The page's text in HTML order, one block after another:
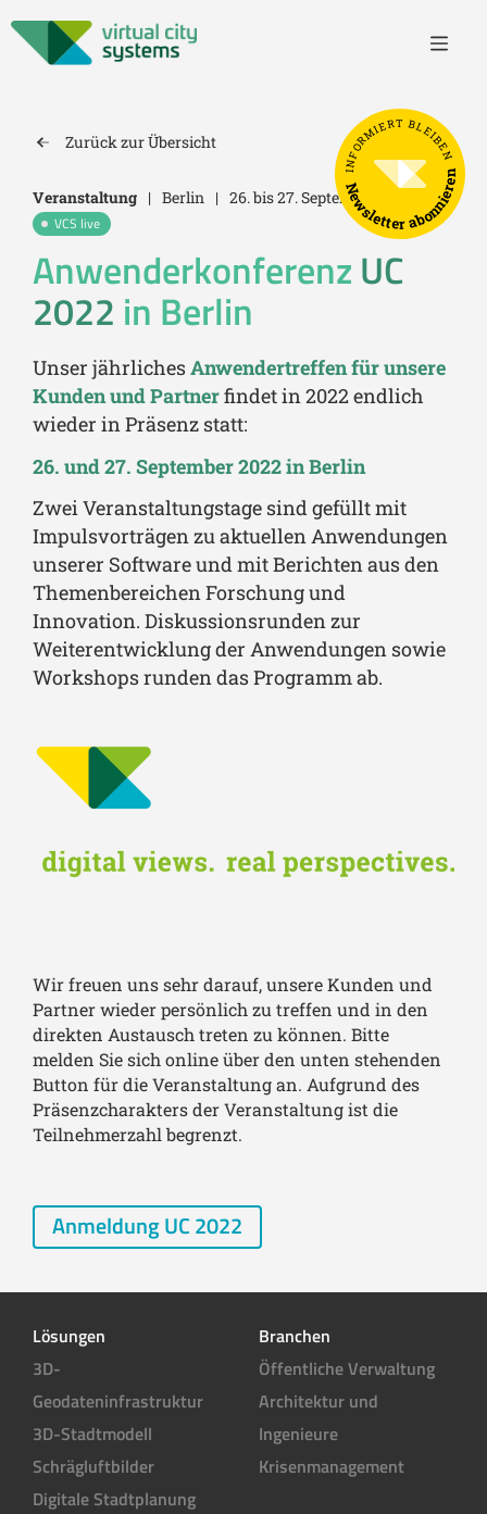
Zurück zur Übersicht
Veranstaltung | Berlin | 26. bis 27. September 2022
VCS live
AnwenderkonferenzUC
2022 in Berlin
Unser jährlichesAnwendertreffenfür unsere
Kunden und Partnerfindet in 2022 endlich
wieder in Präsenz statt:
26. und 27. September 2022 in Berlin
Zwei Veranstaltungstage sind gefüllt mit
Impulsvorträgen zu aktuellen Anwendungen
unserer Software und mit Berichten aus den
Themenbereichen Forschung und
Innovation. Diskussionsrunden zur
Weiterentwicklung der Anwendungen sowie
Workshops runden das Programm ab.
Wir freuen uns sehr darauf, unsere Kunden und
Partner wieder persönlich zu treffen und in den
direkten Austausch treten zu können. Bitte
melden Sie sich online über den unten stehenden
Button für die Veranstaltung an. Aufgrund des
Präsenzcharakters der Veranstaltung ist die
Teilnehmerzahl begrenzt.
Anmeldung UC 2022
Lösungen
3D-
Geodateninfrastruktur
3D-Stadtmodell
Schrägluftbilder
Digitale Stadtplanung
Branchen
Öffentliche Verwaltung
Architektur und
Ingenieure
Krisenmanagement
INFORMIERT BLEIBEN
Newsletter abonnieren